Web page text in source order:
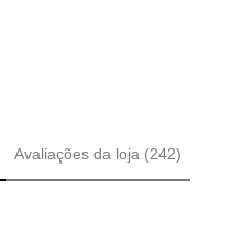
Avaliações da loja (242)